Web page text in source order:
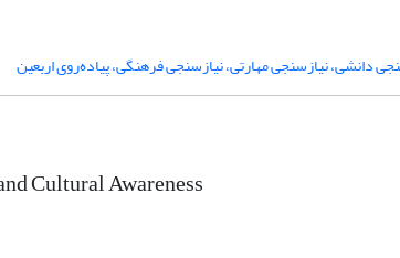
دانشی، نیازسنجی مهارتی، نیازسنجی فرهنگی، پیاده‌روی اربعین
Cultural Awareness